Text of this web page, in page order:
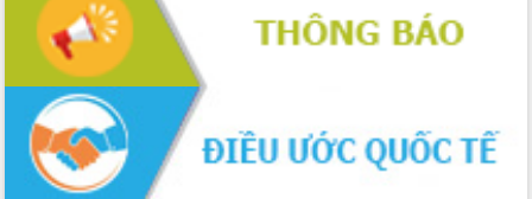
Đắk Lắk sơ kết 4 năm triển khai thực
hiện Đề án 06 của Chính phủ
Họp báo thông tin về Hội nghị Công bố
Quy hoạch và Xúc tiến đầu tư tỉnh Đắk
Lắk
Khơi thông điểm nghẽn, đẩy nhanh
giải ngân vốn khắc phục thiên tai